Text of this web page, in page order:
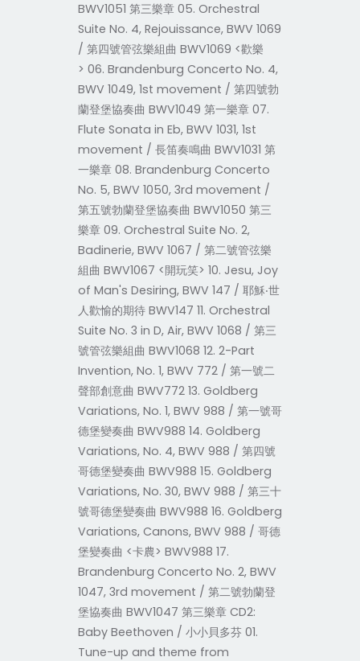
BWV1051 第三樂章 05. Orchestral
Suite No. 4, Rejouissance, BWV 1069
/ 第四號管弦樂組曲 BWV1069 <歡樂
> 06. Brandenburg Concerto No. 4,
BWV 1049, 1st movement / 第四號勃
蘭登堡協奏曲 BWV1049 第一樂章 07.
Flute Sonata in Eb, BWV 1031, 1st
movement / 長笛奏鳴曲 BWV1031 第
一樂章 08. Brandenburg Concerto
No. 5, BWV 1050, 3rd movement /
第五號勃蘭登堡協奏曲 BWV1050 第三
樂章 09. Orchestral Suite No. 2,
Badinerie, BWV 1067 / 第二號管弦樂
組曲 BWV1067 <開玩笑> 10. Jesu, Joy
of Man's Desiring, BWV 147 / 耶穌‧世
人歡愉的期待 BWV147 11. Orchestral
Suite No. 3 in D, Air, BWV 1068 / 第三
號管弦樂組曲 BWV1068 12. 2-Part
Invention, No. 1, BWV 772 / 第一號二
聲部創意曲 BWV772 13. Goldberg
Variations, No. 1, BWV 988 / 第一號哥
德堡變奏曲 BWV988 14. Goldberg
Variations, No. 4, BWV 988 / 第四號
哥德堡變奏曲 BWV988 15. Goldberg
Variations, No. 30, BWV 988 / 第三十
號哥德堡變奏曲 BWV988 16. Goldberg
Variations, Canons, BWV 988 / 哥德
堡變奏曲 <卡農> BWV988 17.
Brandenburg Concerto No. 2, BWV
1047, 3rd movement / 第二號勃蘭登
堡協奏曲 BWV1047 第三樂章 CD2:
Baby Beethoven / 小小貝多芬 01.
Tune-up and theme from